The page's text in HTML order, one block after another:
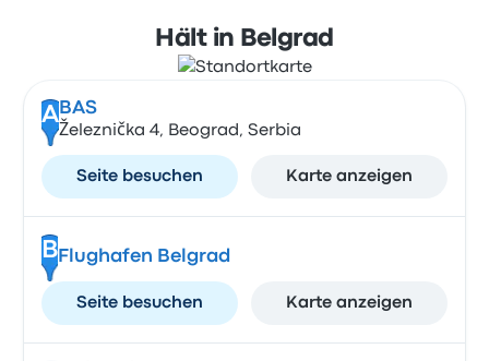
Hält in Belgrad
A BAS
Železnička 4, Beograd, Serbia
Seite besuchen Karte anzeigen
BFlughafen Belgrad
Seite besuchen Karte anzeigen